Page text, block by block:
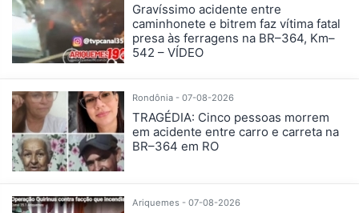
Gravíssimo acidente entre
caminhonete e bitrem faz vítima fatal
presa às ferragens na BR–364, Km–
542 – VÍDEO
Rondônia - 07-08-2026
TRAGÉDIA: Cinco pessoas morrem
em acidente entre carro e carreta na
BR–364 em RO
Ariquemes - 07-08-2026